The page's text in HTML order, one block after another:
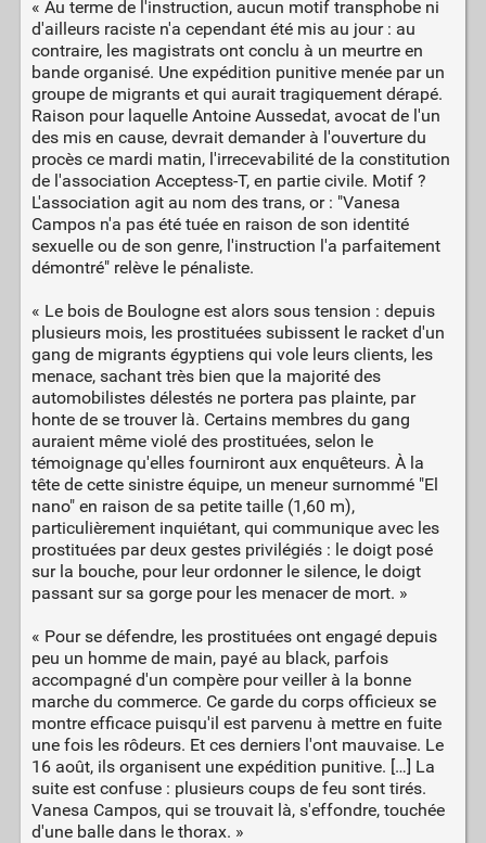
« Au terme de l'instruction, aucun motif transphobe ni
d'ailleurs raciste n'a cependant été mis au jour : au
contraire, les magistrats ont conclu à un meurtre en
bande organisé. Une expédition punitive menée par un
groupe de migrants et qui aurait tragiquement dérapé.
Raison pour laquelle Antoine Aussedat, avocat de l'un
des mis en cause, devrait demander à l'ouverture du
procès ce mardi matin, l'irrecevabilité de la constitution
de l'association Acceptess-T, en partie civile. Motif ?
L'association agit au nom des trans, or : "Vanesa
Campos n'a pas été tuée en raison de son identité
sexuelle ou de son genre, l'instruction l'a parfaitement
démontré" relève le pénaliste.
« Le bois de Boulogne est alors sous tension : depuis
plusieurs mois, les prostituées subissent le racket d'un
gang de migrants égyptiens qui vole leurs clients, les
menace, sachant très bien que la majorité des
automobilistes délestés ne portera pas plainte, par
honte de se trouver là. Certains membres du gang
auraient même violé des prostituées, selon le
témoignage qu'elles fourniront aux enquêteurs. À la
tête de cette sinistre équipe, un meneur surnommé "El
nano" en raison de sa petite taille (1,60 m),
particulièrement inquiétant, qui communique avec les
prostituées par deux gestes privilégiés : le doigt posé
sur la bouche, pour leur ordonner le silence, le doigt
passant sur sa gorge pour les menacer de mort. »
« Pour se défendre, les prostituées ont engagé depuis
peu un homme de main, payé au black, parfois
accompagné d'un compère pour veiller à la bonne
marche du commerce. Ce garde du corps officieux se
montre efficace puisqu'il est parvenu à mettre en fuite
une fois les rôdeurs. Et ces derniers l'ont mauvaise. Le
16 août, ils organisent une expédition punitive. […] La
suite est confuse : plusieurs coups de feu sont tirés.
Vanesa Campos, qui se trouvait là, s'effondre, touchée
d'une balle dans le thorax. »